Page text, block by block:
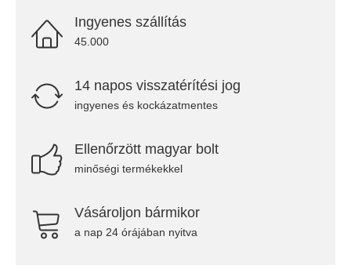
Ingyenes szállítás
45.000
14 napos visszatérítési jog
ingyenes és kockázatmentes
Ellenőrzött magyar bolt
minőségi termékekkel
Vásároljon bármikor
a nap 24 órájában nyitva